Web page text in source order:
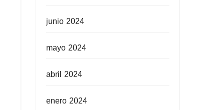
junio 2024
mayo 2024
abril 2024
enero 2024